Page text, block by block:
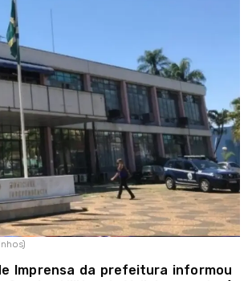
Imprensa da prefeitura informou